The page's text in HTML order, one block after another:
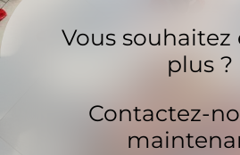
Vous souhaitez
plus ?
Contactez-